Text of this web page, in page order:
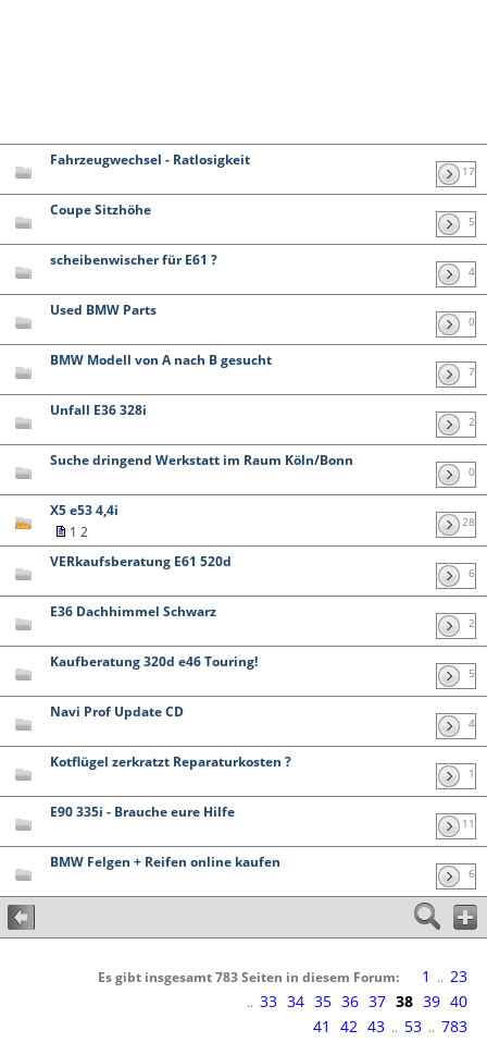
Fahrzeugwechsel - Ratlosigkeit
17
Coupe Sitzhöhe
5
scheibenwischer für E61 ?
4
Used BMW Parts
0
BMW Modell von A nach B gesucht
7
Unfall E36 328i
2
Suche dringend Werkstatt im Raum Köln/Bonn
0
X5 e53 4,4i
1 2
28
VERkaufsberatung E61 520d
6
E36 Dachhimmel Schwarz
2
Kaufberatung 320d e46 Touring!
5
Navi Prof Update CD
4
Kotflügel zerkratzt Reparaturkosten ?
1
E90 335i - Brauche eure Hilfe
11
BMW Felgen + Reifen online kaufen
6
Es gibt insgesamt 783 Seiten in diesem Forum: 1 .. 23
.. 33 34 35 36 37 38 39 40
41
42 43 .. 53 .. 783